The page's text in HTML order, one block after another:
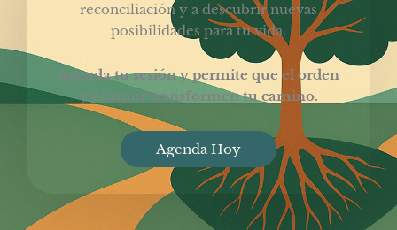
reconciliación y a descubrir nuevas
posibilidades para tu vida.
Agenda tu sesión y permite que el orden
y el amor transformen tu camino.
Agenda Hoy